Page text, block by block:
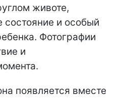
животе,
и особый
Фотографии
и
появляется вместе